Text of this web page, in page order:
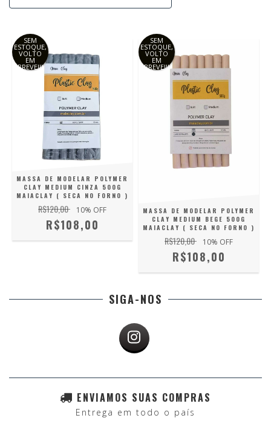
SEM
ESTOQUE,
VOLTO
EM
BREVE!!!
MASSA DE MODELAR POLYMER
CLAY MEDIUM CINZA 500G
MAIACLAY ( SECA NO FORNO )
R$120,00 10% OFF
R$108,00
SEM
ESTOQUE,
VOLTO
EM
BREVE!!!
MASSA DE MODELAR POLYMER
CLAY MEDIUM BEGE 500G
MAIACLAY ( SECA NO FORNO )
R$120,00 10% OFF
R$108,00
SIGA-NOS
ENVIAMOS SUAS COMPRAS
Entrega em todo o país